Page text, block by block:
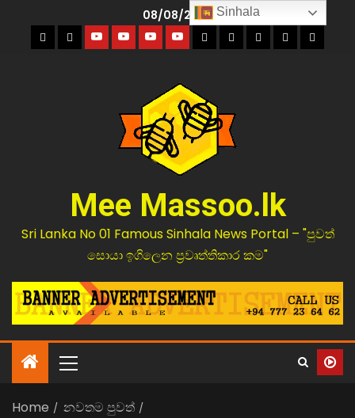
08/08/2026
Mee Massoo.lk
Sri Lanka No 01 Famous Sinhala News Portal – "පුවත්
සොයා ඉගිලෙන ප්‍රවෘත්තිකාර කම"
Home
නවතම පුවත්
Sinhala